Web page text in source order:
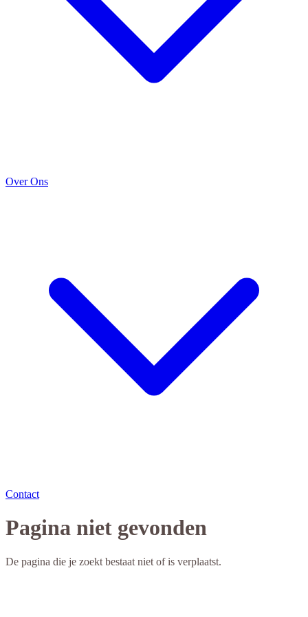
Over Ons
Contact
Pagina niet gevonden
De pagina die je zoekt bestaat niet of is verplaatst.